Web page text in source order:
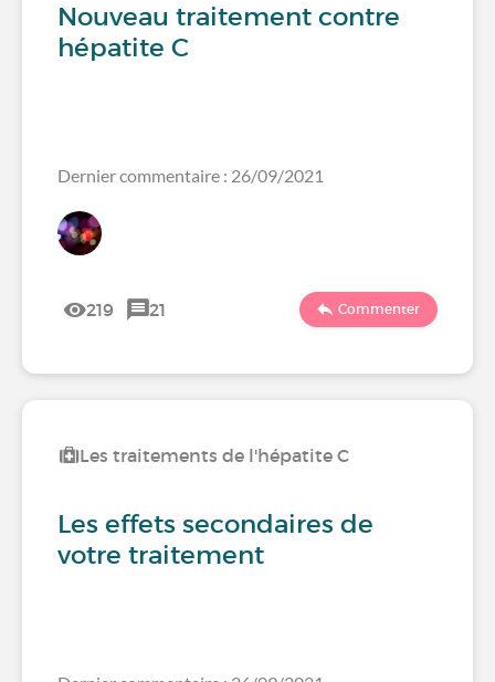
Nouveau traitement contre
hépatite C
Dernier commentaire : 26/09/2021
219 21 Commenter
Les traitements de l'hépatite C
Les effets secondaires de
votre traitement